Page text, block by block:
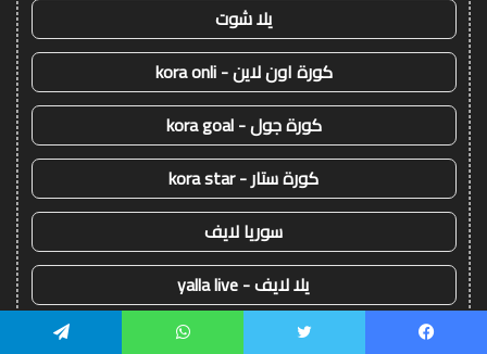
يلا شوت
كورة اون لاين - kora onli
كورة جول - kora goal
كورة ستار - kora star
سوريا لايف
يلا لايف - yalla live
يلا كورة - yallakora